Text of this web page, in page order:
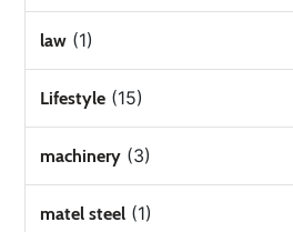
law (1)
Lifestyle (15)
machinery (3)
matel steel (1)